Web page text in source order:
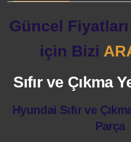
Güncel
için Bizi
Sıfır ve Çıkma
Hyundai Sıfır ve
Parça